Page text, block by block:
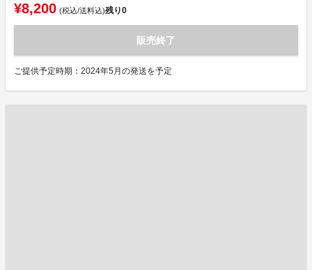
¥8,200 (税込/送料込)残り0
販売終了
ご提供予定時期：2024年5月の発送を予定